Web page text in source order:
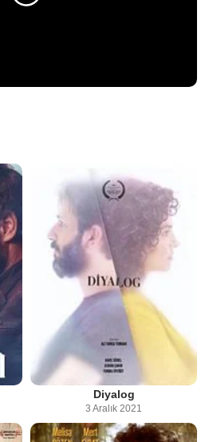
Diyalog
3 Aralık 2021